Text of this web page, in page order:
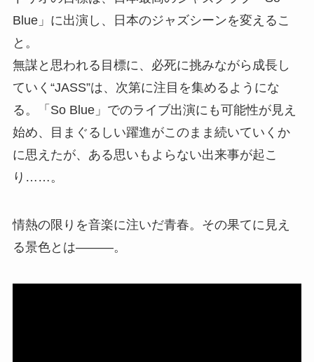
Blue」に出演し、日本のジャズシーンを変えるこ
と。
無謀と思われる目標に、必死に挑みながら成長し
ていく“JASS”は、次第に注目を集めるようにな
る。「So Blue」でのライブ出演にも可能性が見え
始め、目まぐるしい躍進がこのまま続いていくか
に思えたが、ある思いもよらない出来事が起こ
り……。
情熱の限りを音楽に注いだ青春。その果てに見え
る景色とは―――。